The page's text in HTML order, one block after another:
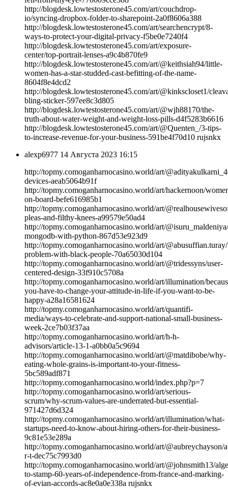
http://blogdesk.lowtestosterone45.com/art/couchdrop-
io/syncing-dropbox-folder-to-sharepoint-2a0f8606a388
http://blogdesk.lowtestosterone45.com/art/searchencrypt/8-
ways-to-protect-your-digital-privacy-f5be0e7240f4
http://blogdesk.lowtestosterone45.com/art/exposure-
center/top-portrait-lenses-a9c4b870fe9
http://blogdesk.lowtestosterone45.com/art/@keithsiah94/little-
women-has-a-star-studded-cast-befitting-of-the-name-
8604f8e4dcd2
http://blogdesk.lowtestosterone45.com/art/@kinkscloset1/
bling-sticker-597ee8c3d805
http://blogdesk.lowtestosterone45.com/art/@wjh88170/the-
truth-about-water-weight-and-weight-loss-pills-d4f5283b6616
http://blogdesk.lowtestosterone45.com/art/@Quenten_/3-tips-
to-increase-revenue-for-your-business-591be4f70d10 rujsnkx
alexp6977 14 Августа 2023 16:15
http://topmy.comoganharnocasino.world/art/
devices-aeab5064b91f
http://topmy.comoganharnocasino.world/art/hackernoon/
on-board-befe616985b1
http://topmy.comoganharnocasino.world/art/
pleas-and-filthy-knees-a99579e50ad4
http://topmy.comoganharnocasino.world/art/
mongodb-with-python-867d53e923d9
http://topmy.comoganharnocasino.world/art/
problem-with-black-people-70a65030d104
http://topmy.comoganharnocasino.world/art/@tridessyns/user-
centered-design-33f910c5708a
http://topmy.comoganharnocasino.world/art/illumination/
you-have-to-change-your-attitude-in-life-if-you-want-to-be-
happy-a28a16581624
http://topmy.comoganharnocasino.world/art/quantifi-
media/ways-to-celebrate-and-support-national-small-business-
week-2ce7b03f37aa
http://topmy.comoganharnocasino.world/art/h-h-
advisors/article-13-1-a0bb0a5c9694
http://topmy.comoganharnocasino.world/art/@matdibobe/why-
eating-whole-grains-is-important-to-your-fitness-
5bc589adf871
http://topmy.comoganharnocasino.world/index.php?p=7
http://topmy.comoganharnocasino.world/art/serious-
scrum/why-scrum-values-are-underrated-but-essential-
971427d6d324
http://topmy.comoganharnocasino.world/art/illumination/what-
startups-need-to-know-about-hiring-others-for-their-business-
9c81e53e289a
http://topmy.comoganharnocasino.world/art/@aubreychayson/
r-t-dec75c7993d0
http://topmy.comoganharnocasino.world/art/@johnsmith13/
to-stamp-60-years-of-independence-from-france-and-marking-
of-evian-accords-ac8e0a0e338a rujsnkx